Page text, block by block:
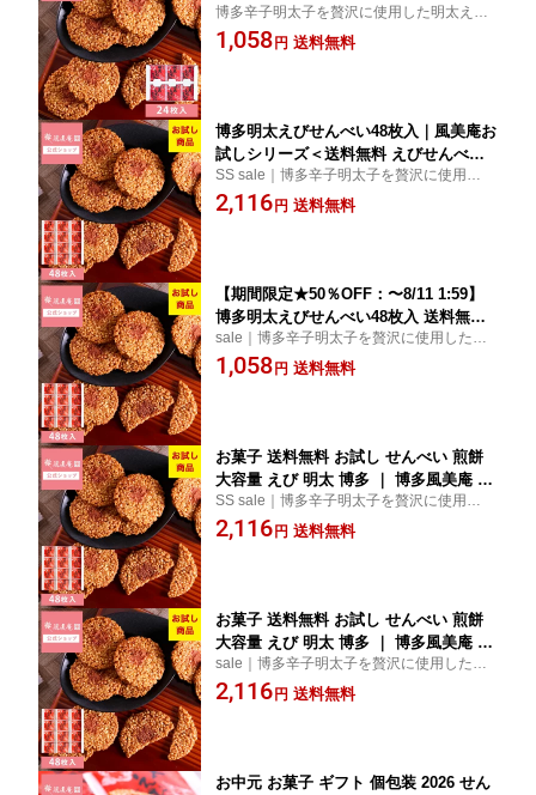
多明太子使用 お試しスイーツ＞ メール
便 mailbin
博多辛子明太子を贅沢に使用した明太えび
せんべい！お試し用で登場しました♪全国送
料無料で博多の味をお届けいたします。
1,058 円 送料無料
博多明太えびせんべい48枚入｜風美庵お
試しシリーズ＜送料無料 えびせんべい
和菓子 博多明太子使用 お試し スイーツ
メール便 mailbin
SS sale｜博多辛子明太子を贅沢に使用した
明太えびせんべい！お試し用で登場しまし
た♪全国送料無料で博多の味をお届けいたし
2,116 円 送料無料
【期間限定★50％OFF：〜8/11 1:59】
博多明太えびせんべい48枚入 送料無料 |
風美庵お試しシリーズ＜送料無料 えび
せんべい 和菓子 博多明太子使用 お試し
sale｜博多辛子明太子を贅沢に使用した明
太えびせんべい！お試し用で登場しました♪
全国送料無料で博多の味をお届けいたしま
1,058 円 送料無料
お菓子 送料無料 お試し せんべい 煎餅
大容量 えび 明太 博多 ｜ 博多風美庵 博
多明太えびせんべい 48枚入 【5】 メー
ル便 mailbin
SS sale｜博多辛子明太子を贅沢に使用した
明太えびせんべい！お試し用で登場しまし
た♪全国送料無料で博多の味をお届けいたし
2,116 円 送料無料
お菓子 送料無料 お試し せんべい 煎餅
大容量 えび 明太 博多 ｜ 博多風美庵 博
多明太えびせんべい 48枚入 【5】 メー
ル便 mailbin
sale｜博多辛子明太子を贅沢に使用した明
太えびせんべい！お試し用で登場しました♪
全国送料無料で博多の味をお届けいたしま
2,116 円 送料無料
お中元 お菓子 ギフト 個包装 2026 せん